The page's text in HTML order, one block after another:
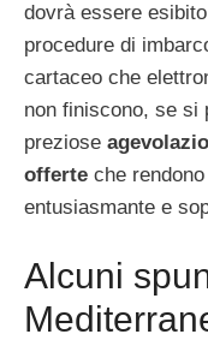
dovrà essere
procedure di
cartaceo che
non finiscono, se si
preziose
offerte che
entusiasmante e
Alcuni